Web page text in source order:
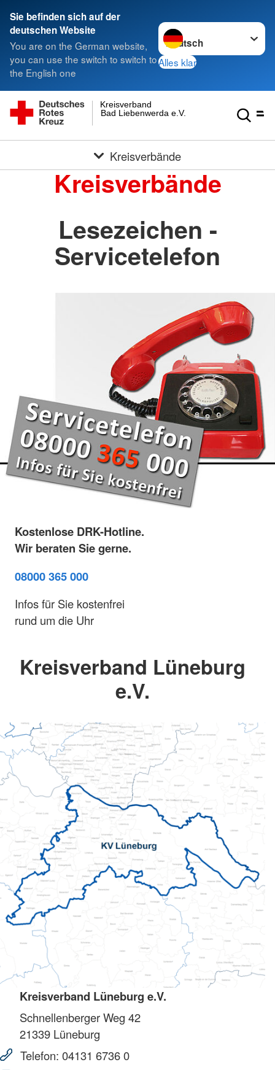
Sie befinden sich auf der
deutschen Website
You are on the German website,
you can use the switch to switch to
the English one
Sprache wechseln zu
Alles klar
Bad Liebenwerda e.V.
Kreisverband
Kreisverbände
Kreisverbände
Lesezeichen -
Servicetelefon
Kostenlose DRK-Hotline.
Wir beraten Sie gerne.
08000 365 000
Infos für Sie kostenfrei
rund um die Uhr
Kreisverband Lüneburg
e.V.
Kreisverband Lüneburg e.V.
Schnellenberger Weg 42
21339 Lüneburg
Telefon: 04131 6736 0